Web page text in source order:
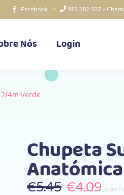
Facebook 913 382 937 -
Nós Login
4m Verde
Chupeta
€5.45 O
€4.09O
com